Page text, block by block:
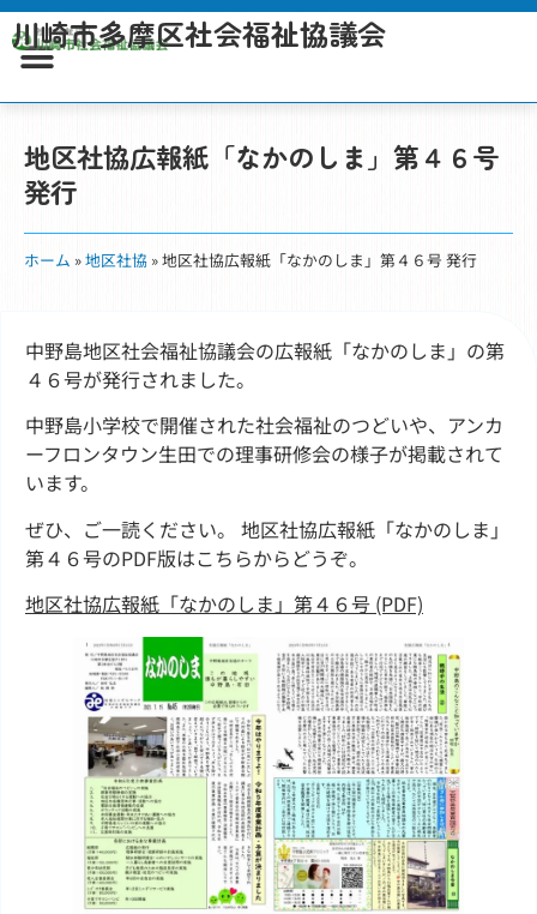
川崎市多摩区社会福祉協議会
地区社協広報紙「なかのしま」第４６号
発行
ホーム »地区社協 »地区社協広報紙「なかのしま」第４６号 発行
中野島地区社会福祉協議会の広報紙「なかのしま」の第
４６号が発行されました。
中野島小学校で開催された社会福祉のつどいや、アンカ
ーフロンタウン生田での理事研修会の様子が掲載されて
います。
ぜひ、ご一読ください。 地区社協広報紙「なかのしま」
第４６号のPDF版はこちらからどうぞ。
地区社協広報紙「なかのしま」第４６号 (PDF)